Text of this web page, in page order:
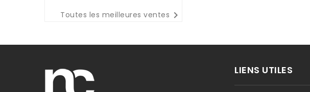
Toutes les meilleures ventes 
LIENS UTILES